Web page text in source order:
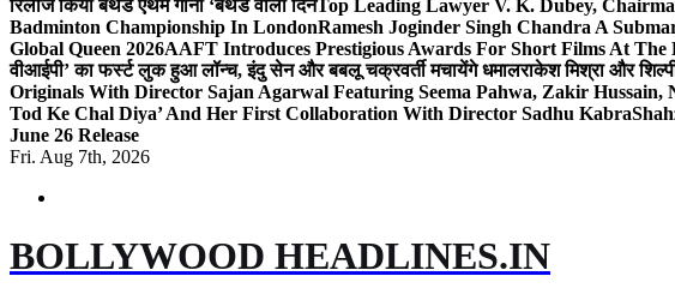
रिलीज किया बर्थडे एंथम गाना ‘बर्थडे वाला दिनTop Leading Lawyer V. K. Dubey,
Badminton Championship In LondonRamesh Joginder Singh Chandra A
Global Queen 2026AAFT Introduces Prestigious Awards For Short Films At
वीआईपी’ का फर्स्ट लुक हुआ लॉन्च, इंदु सेन और बबलू चक्रवर्ती मचायेंगे धमालराकेश मिश्रा और
Originals With Director Sajan Agarwal Featuring Seema Pahwa, Zakir
Tod Ke Chal Diya’ And Her First Collaboration With Director Sadhu Kabra
June 26 Release
Fri. Aug 7th, 2026
BOLLYWOOD HEADLINES.IN